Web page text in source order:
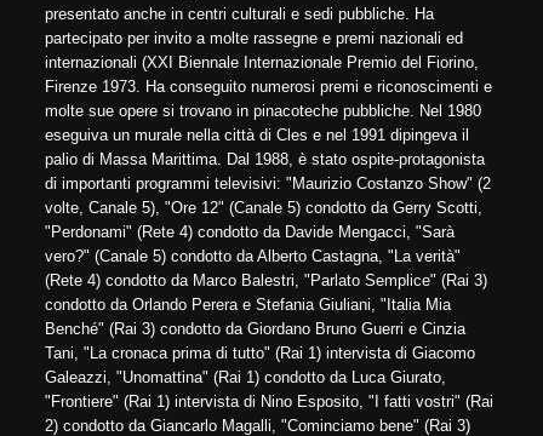
presentato anche in centri culturali e sedi pubbliche. Ha
partecipato per invito a molte rassegne e premi nazionali ed
internazionali (XXI Biennale Internazionale Premio del Fiorino,
Firenze 1973. Ha conseguito numerosi premi e riconoscimenti e
molte sue opere si trovano in pinacoteche pubbliche. Nel 1980
eseguiva un murale nella città di Cles e nel 1991 dipingeva il
palio di Massa Marittima. Dal 1988, è stato ospite-protagonista
di importanti programmi televisivi: "Maurizio Costanzo Show" (2
volte, Canale 5), "Ore 12" (Canale 5) condotto da Gerry Scotti,
"Perdonami" (Rete 4) condotto da Davide Mengacci, "Sarà
vero?" (Canale 5) condotto da Alberto Castagna, "La verità"
(Rete 4) condotto da Marco Balestri, "Parlato Semplice" (Rai 3)
condotto da Orlando Perera e Stefania Giuliani, "Italia Mia
Benché" (Rai 3) condotto da Giordano Bruno Guerri e Cinzia
Tani, "La cronaca prima di tutto" (Rai 1) intervista di Giacomo
Galeazzi, "Unomattina" (Rai 1) condotto da Luca Giurato,
"Frontiere" (Rai 1) intervista di Nino Esposito, "I fatti vostri" (Rai
2) condotto da Giancarlo Magalli, "Cominciamo bene" (Rai 3)